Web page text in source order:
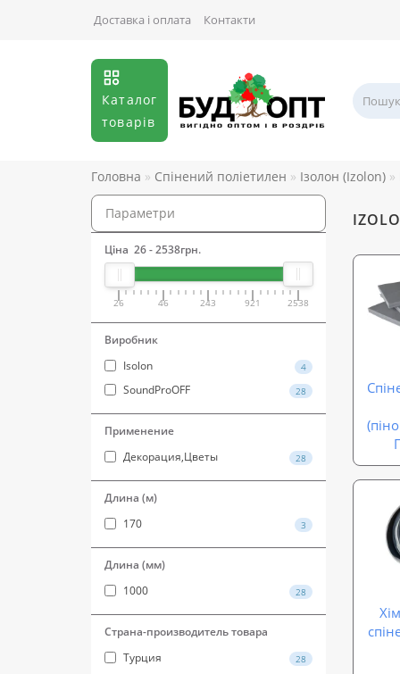
Доставка і оплата Контакти
Каталог
товарів
Головна Спінений поліетилен Ізолон (Izolon)
Параметри
Ціна 26-2538грн.
26 46 243 921 2538
Виробник
Isolon
4
SoundProOFF 28
Применение
Декорация,Цветы
28
Длина (м)
170
3
Длина (мм)
1000
28
Страна-производитель товара
Турция
28